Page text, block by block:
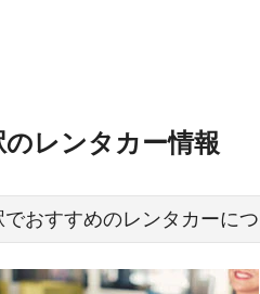
のレンタカー情報
でおすすめのレンタカーに